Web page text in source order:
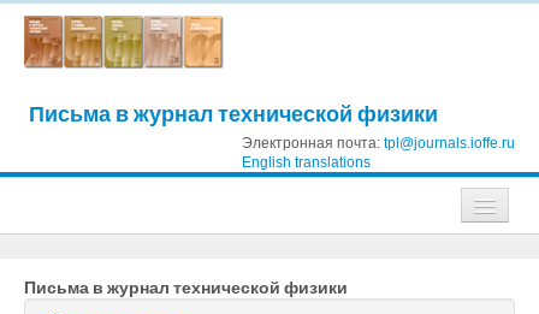
Письма в журнал технической физики
Электронная почта: tpl@journals.ioffe.ru
English translations
Журнал технической физики
Письма в журнал технической физики